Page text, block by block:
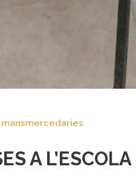
mansmercedaries
A